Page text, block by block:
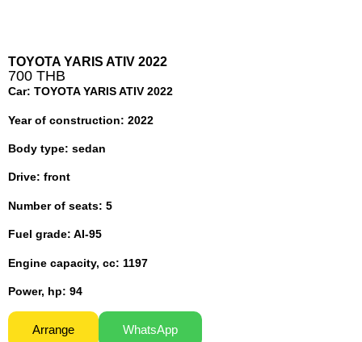
TOYOTA YARIS ATIV 2022
700 THB
Car: TOYOTA YARIS ATIV 2022
Year of construction: 2022
Body type: sedan
Drive: front
Number of seats: 5
Fuel grade: AI-95
Engine capacity, cc: 1197
Power, hp: 94
Arrange WhatsApp